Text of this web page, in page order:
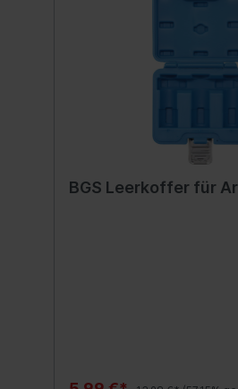
BGS Leerkoffer für